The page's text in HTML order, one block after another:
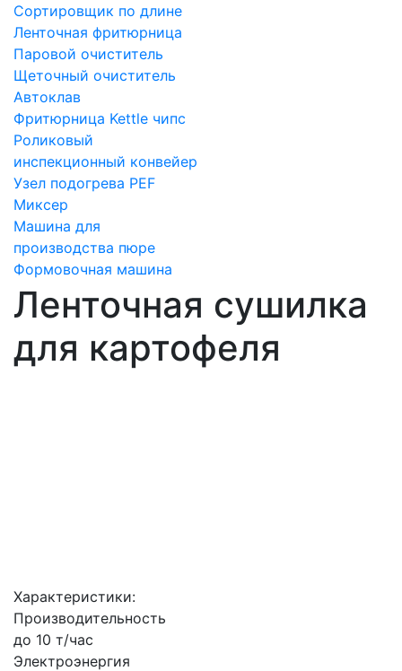
Сортировщик по длине
Ленточная фритюрница
Паровой очиститель
Щеточный очиститель
Автоклав
Фритюрница Kettle чипс
Роликовый
инспекционный конвейер
Узел подогрева PEF
Миксер
Машина для
производства пюре
Формовочная машина
Ленточная сушилка
для картофеля
Характеристики:
Производительность
до 10 т/час
Электроэнергия